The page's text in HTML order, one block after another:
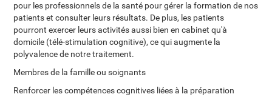
pour les professionnels de la santé pour gérer la formation de nos
patients et consulter leurs résultats. De plus, les patients
pourront exercer leurs activités aussi bien en cabinet qu'à
domicile (télé-stimulation cognitive), ce qui augmente la
polyvalence de notre traitement.
Membres de la famille ou soignants
Renforcer les compétences cognitives liées à la préparation